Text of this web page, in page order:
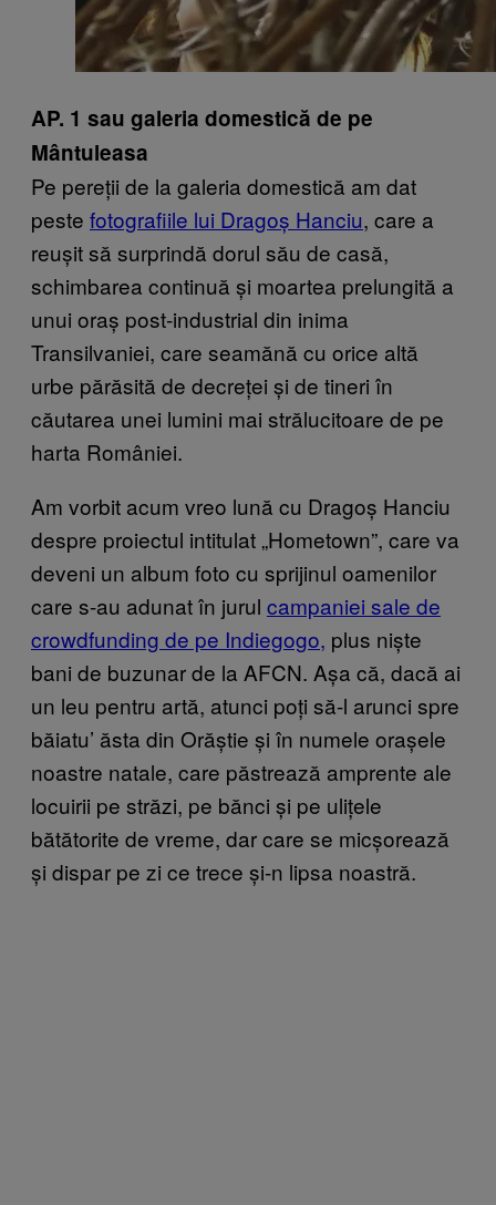
AP. 1 sau galeria domestică de pe
Mântuleasa
Pe pereții de la galeria domestică am dat
peste fotografiile lui Dragoș Hanciu, care a
reușit să surprindă dorul său de casă,
schimbarea continuă și moartea prelungită a
unui oraș post-industrial din inima
Transilvaniei, care seamănă cu orice altă
urbe părăsită de decreței și de tineri în
căutarea unei lumini mai strălucitoare de pe
harta României.
Am vorbit acum vreo lună cu Dragoș Hanciu
despre proiectul intitulat „Hometown”, care va
deveni un album foto cu sprijinul oamenilor
care s-au adunat în jurul campaniei sale de
crowdfunding de pe Indiegogo, plus niște
bani de buzunar de la AFCN. Așa că, dacă ai
un leu pentru artă, atunci poți să-l arunci spre
băiatu’ ăsta din Orăștie și în numele orașele
noastre natale, care păstrează amprente ale
locuirii pe străzi, pe bănci și pe ulițele
bătătorite de vreme, dar care se micșorează
și dispar pe zi ce trece și-n lipsa noastră.